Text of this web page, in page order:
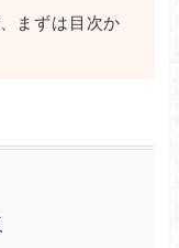
まずは目次か